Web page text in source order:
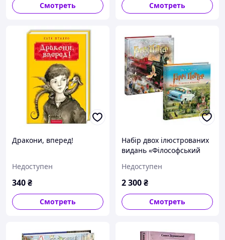
Смотреть Смотреть
Дракони, вперед!
Недоступен
340₴
Смотреть
Набір двох ілюстрованих
видань «Філософський
кімната»
Недоступен
2 300₴
Смотреть